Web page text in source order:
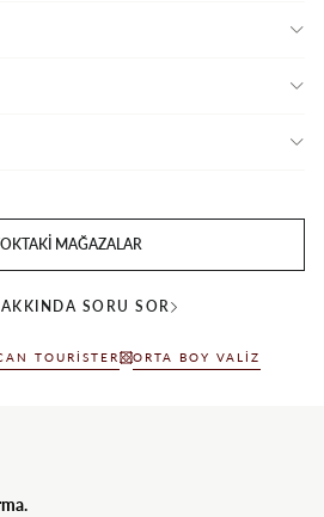
MAĞAZALAR
SORU SOR
TOURISTER ORTA BOY VALIZ